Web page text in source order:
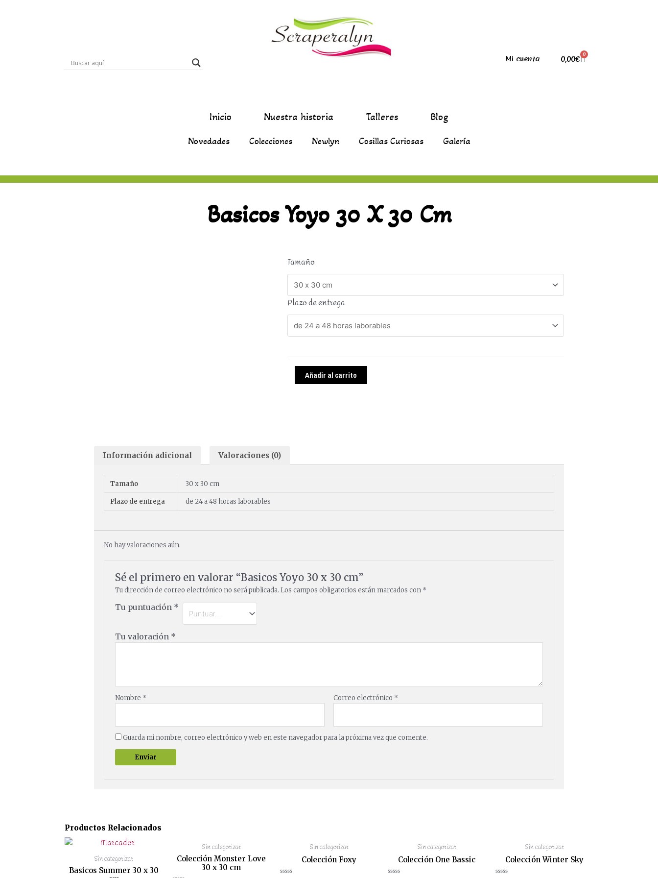
Mi cuenta 0,00€ 0
Inicio Nuestra historia Talleres Blog
Novedades Colecciones Newlyn Cosillas Curiosas Galería
Basicos Yoyo 30 X 30 Cm
Tamaño
Plazo de entrega
Añadir al carrito
Información adicional Valoraciones (0)
Tamaño 30 x 30 cm
Plazo de entrega de 24 a 48 horas laborables
No hay valoraciones aún.
Sé el primero en valorar “Basicos Yoyo 30 x 30 cm”
Tu dirección de correo electrónico no será publicada. Los campos obligatorios están marcados con *
Tu puntuación *
Tu valoración *
Nombre * Correo electrónico *
Guarda mi nombre, correo electrónico y web en este navegador para la próxima vez que comente.
Productos Relacionados
Sin categorizar
Basicos Summer 30 x 30
Sin categorizar
Colección Monster Love
30 x 30 cm
Sin categorizar
Colección Foxy
Sin categorizar
Colección One Bassic
Sin categorizar
Colección Winter Sky